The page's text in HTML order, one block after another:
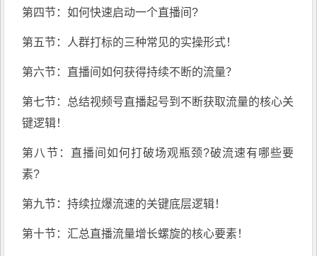
第四节：如何快速启动一个直播间?
第五节：人群打标的三种常见的实操形式！
第六节：直播间如何获得持续不断的流量？
第七节：总结视频号直播起号到不断获取流量的核心关
键逻辑！
第八节：直播间如何打破场观瓶颈?破流速有哪些要
素?
第九节：持续拉爆流速的关键底层逻辑！
第十节：汇总直播流量增长螺旋的核心要素！